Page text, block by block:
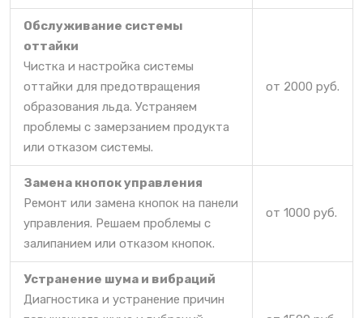
Обслуживание системы
оттайки
Чистка и настройка системы
оттайки для предотвращения
образования льда. Устраняем
проблемы с замерзанием продукта
или отказом системы.
от 2000 руб.
Замена кнопок управления
Ремонт или замена кнопок на панели
управления. Решаем проблемы с
залипанием или отказом кнопок.
от 1000 руб.
Устранение шума и вибраций
Диагностика и устранение причин